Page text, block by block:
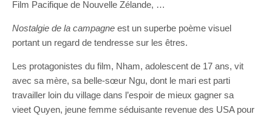
Film Pacifique de Nouvelle Zélande, …
Nostalgie de la campagne est un superbe poème visuel
portant un regard de tendresse sur les êtres.
Les protagonistes du film, Nham, adolescent de 17 ans, vit
avec sa mère, sa belle-sœur Ngu, dont le mari est parti
travailler loin du village dans l’espoir de mieux gagner sa
vieet Quyen, jeune femme séduisante revenue des USA pour